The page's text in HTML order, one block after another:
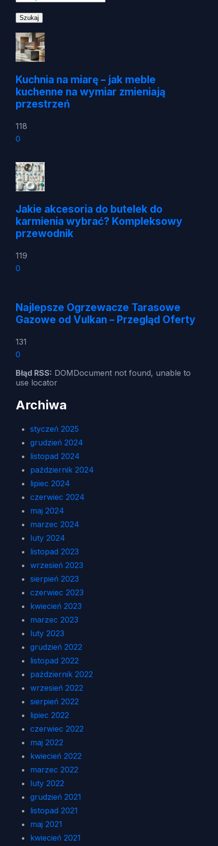
Kuchnia na miarę – jak meble
kuchenne na wymiar zmieniają
przestrzeń
118
0
Jakie akcesoria do butelek do
karmienia wybrać? Kompleksowy
przewodnik
119
0
Najlepsze Ogrzewacze Tarasowe
Gazowe od Vulkan – Przegląd Oferty
131
0
Błąd RSS: DOMDocument not found, unable to
use locator
Archiwa
styczeń 2025
grudzień 2024
listopad 2024
październik 2024
lipiec 2024
czerwiec 2024
maj 2024
marzec 2024
luty 2024
listopad 2023
wrzesień 2023
sierpień 2023
czerwiec 2023
kwiecień 2023
marzec 2023
luty 2023
grudzień 2022
listopad 2022
październik 2022
wrzesień 2022
sierpień 2022
lipiec 2022
czerwiec 2022
maj 2022
kwiecień 2022
marzec 2022
luty 2022
grudzień 2021
listopad 2021
maj 2021
kwiecień 2021